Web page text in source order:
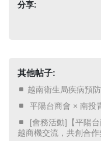
分享:
其他帖子:
越南衛生局疾病預
平陽台商會 × 南投
[會務活動]【平陽
越商機交流，共創合作